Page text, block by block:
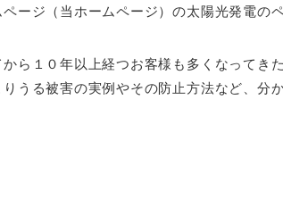
ージ（当ホームページ）の太陽光発電の
ら１０年以上経つお客様も多くなってき
うる被害の実例やその防止方法など、分